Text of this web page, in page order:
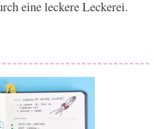
eine leckere Leckerei.